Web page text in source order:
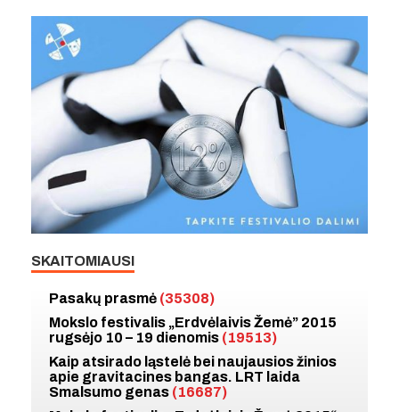
SKAITOMIAUSI
Pasakų prasmė (35308)
Mokslo festivalis „Erdvėlaivis Žemė” 2015
rugsėjo 10 – 19 dienomis (19513)
Kaip atsirado ląstelė bei naujausios žinios
apie gravitacines bangas. LRT laida
Smalsumo genas (16687)